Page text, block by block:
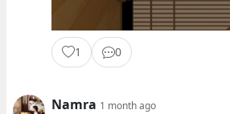
1 0
Namra 1 month ago